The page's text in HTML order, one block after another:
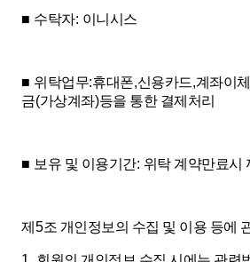
■ 수탁자: 이니시스
■ 위탁업무:휴대폰,신용카드,계좌이체
금(가상계좌)등을 통한 결제처리
■ 보유 및 이용기간: 위탁 계약만료시
제 5조 개인정보의 수집 및 이용 등에